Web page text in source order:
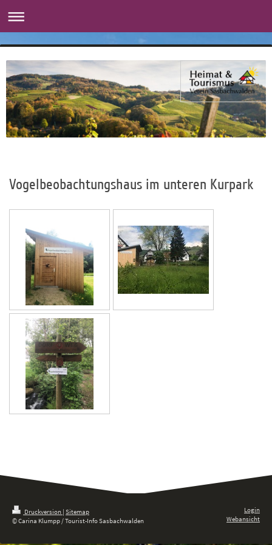
Vogelbeobachtungshaus im unteren Kurpark
Druckversion | Sitemap
© Carina Klumpp / Tourist-Info Sasbachwalden
Login
Webansicht